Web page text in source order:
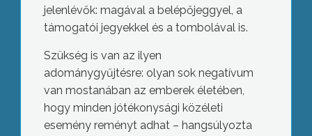
jelenlévők: magával a belépőjeggyel, a
támogatói jegyekkel és a tombolával is.
Szükség is van az ilyen
adománygyűjtésre: olyan sok negatívum
van mostanában az emberek életében,
hogy minden jótékonysági közéleti
esemény reményt adhat – hangsúlyozta